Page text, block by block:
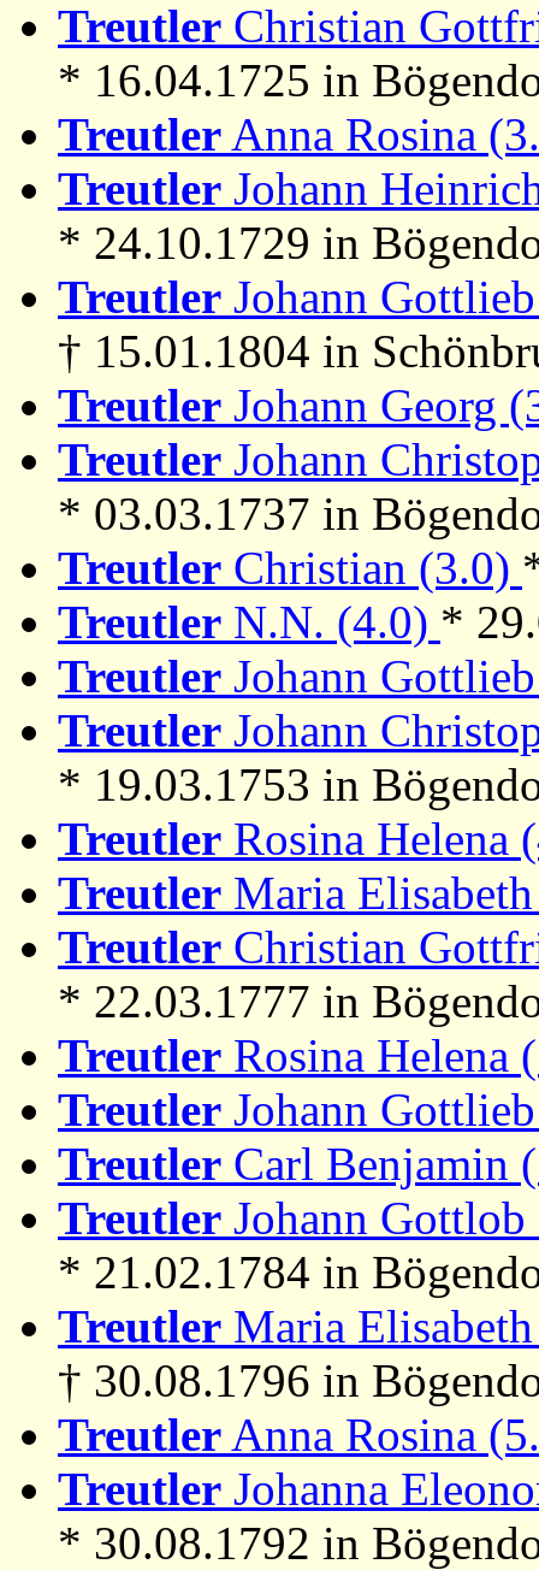
Treutler Christian
* 16.04.1725 in
Treutler Anna Rosina
Treutler Johann
* 24.10.1729 in
Treutler Johann
† 15.01.1804 in
Treutler Johann Georg
Treutler Johann
* 03.03.1737 in
Treutler Christian (3.0)
Treutler N.N. (4.0) *
Treutler Johann
Treutler Johann
* 19.03.1753 in
Treutler Rosina Helena
Treutler Maria
Treutler Christian
* 22.03.1777 in
Treutler Rosina Helena
Treutler Johann
Treutler Carl Benjamin
Treutler Johann
* 21.02.1784 in
Treutler Maria
† 30.08.1796 in
Treutler Anna Rosina
Treutler Johanna
* 30.08.1792 in